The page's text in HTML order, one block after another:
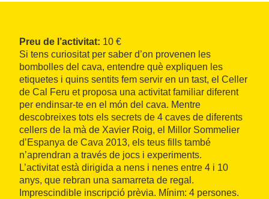
Preu de l’activitat: 10 €
Si tens curiositat per saber d’on provenen les
bombolles del cava, entendre què expliquen les
etiquetes i quins sentits fem servir en un tast, el Celler
de Cal Feru et proposa una activitat familiar diferent
per endinsar-te en el món del cava. Mentre
descobreixes tots els secrets de 4 caves de diferents
cellers de la mà de Xavier Roig, el Millor Sommelier
d’Espanya de Cava 2013, els teus fills també
n’aprendran a través de jocs i experiments.
L’activitat està dirigida a nens i nenes entre 4 i 10
anys, que rebran una samarreta de regal.
Imprescindible inscripció prèvia. Mínim: 4 persones.